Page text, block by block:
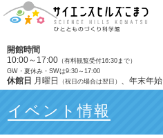
開館時間
10:00～17:00 （有料観覧受付16:30まで）
GW・夏休み・SWは9:30～17:00
休館日 月曜日 （祝日の場合は翌日） 、年末年始
イベント情報